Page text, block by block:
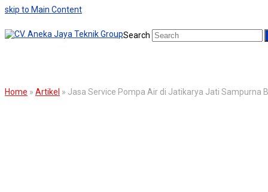
skip to Main Content
Search
Home » Artikel » Jasa Service Pompa Air di Jatikarya Jati Sampurna